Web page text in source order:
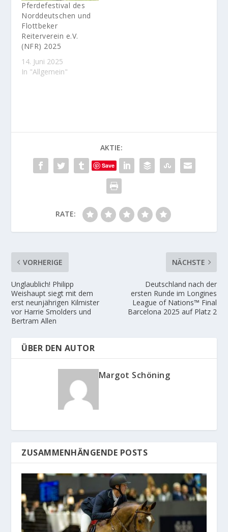
Pferdefestival des
Norddeutschen und
Flottbeker
Reiterverein e.V.
(NFR) 2025
14. Juni 2025
In "Allgemein"
AKTIE:
Save
RATE:
VORHERIGE
Unglaublich! Philipp
Weishaupt siegt mit dem
erst neunjährigen Kilmister
vor Harrie Smolders und
Bertram Allen
NÄCHSTE
Deutschland nach der
ersten Runde im Longines
League of Nations™ Final
Barcelona 2025 auf Platz 2
ÜBER DEN AUTOR
Margot Schöning
ZUSAMMENHÄNGENDE POSTS